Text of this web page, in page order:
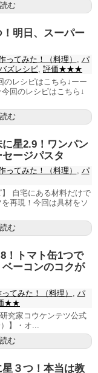
む
明日、スーパー
ってみた！（料理） , パ
ズレシピ, 評価★★★
レシピはこちら↓ーー
回のレシピはこちら↓
む
星2.9！ワンパン
ージパスタ
ってみた！（料理） , パ
自宅にある材料だけで
再現！今回は具材をソ
む
！トマト缶1つで
ーコンのコクが
てみた！（料理） , パ
★★
究家コウケンテツ公式
】・オ...
む
３つ！本当は教